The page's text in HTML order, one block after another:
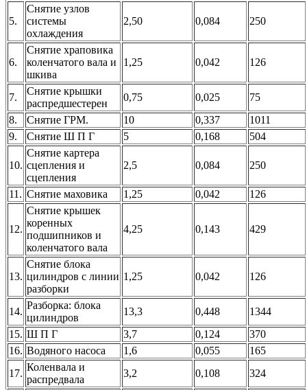
5.
Снятие узлов
системы
охлаждения
2,50 0,084 250
6.
Снятие храповика
коленчатого вала и
шкива
1,25 0,042 126
7.
Снятие крышки
распредшестерен
0,75 0,025
75
8.
Снятие ГРМ. 10 0,337
1011
9.
Снятие Ш П Г 5 0,168 504
10.
Снятие картера
сцепления и
сцепления
2,5 0,084 250
11. Снятие маховика 1,25 0,042 126
12.
Снятие крышек
коренных
подшипников и
коленчатого вала
4,25 0,143 429
13.
Снятие блока
цилиндров с линии
разборки
1,25 0,042 126
14.
Разборка: блока
цилиндров
13,3 0,448
1344
15. Ш П Г 3,7 0,124
370
16. Водяного насоса 1,6 0,055
165
17.
Коленвала и
распредвала
3,2 0,108
324